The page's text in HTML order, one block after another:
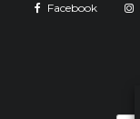
Facebook